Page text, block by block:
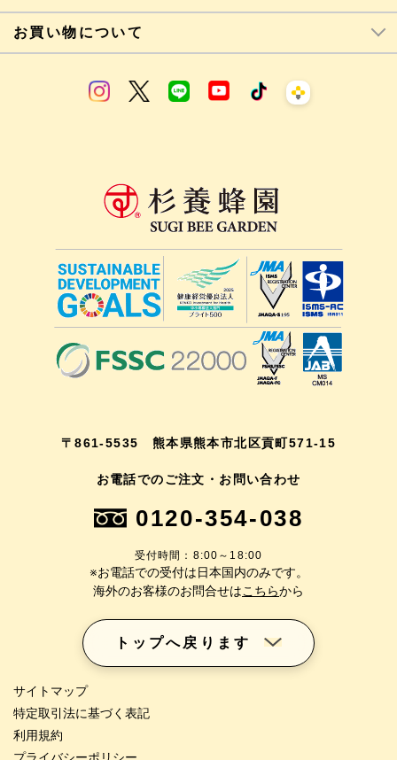
お買い物について
〒861-5535 熊本県熊本市北区貢町571-15
お電話でのご注文・お問い合わせ
0120-354-038
受付時間：8:00～18:00
※お電話での受付は日本国内のみです。
海外のお客様のお問合せはこちらから
トップへ戻ります
サイトマップ
特定取引法に基づく表記
利用規約